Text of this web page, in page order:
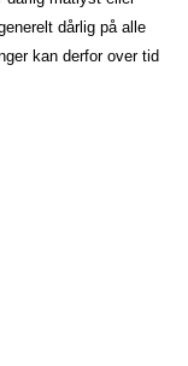
dårlig på alle
kan derfor over tid